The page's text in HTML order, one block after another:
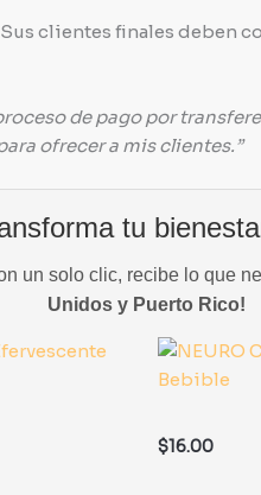
clientes finales deben
de pago por
ofrecer a mis clientes.”
tu
un solo clic, recibe lo que
Unidos y Puerto Rico!
$16.00